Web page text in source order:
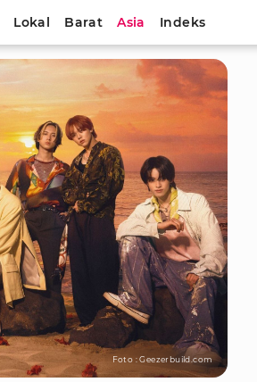
Lokal Barat Asia Indeks
Foto : Geezerbuild.com